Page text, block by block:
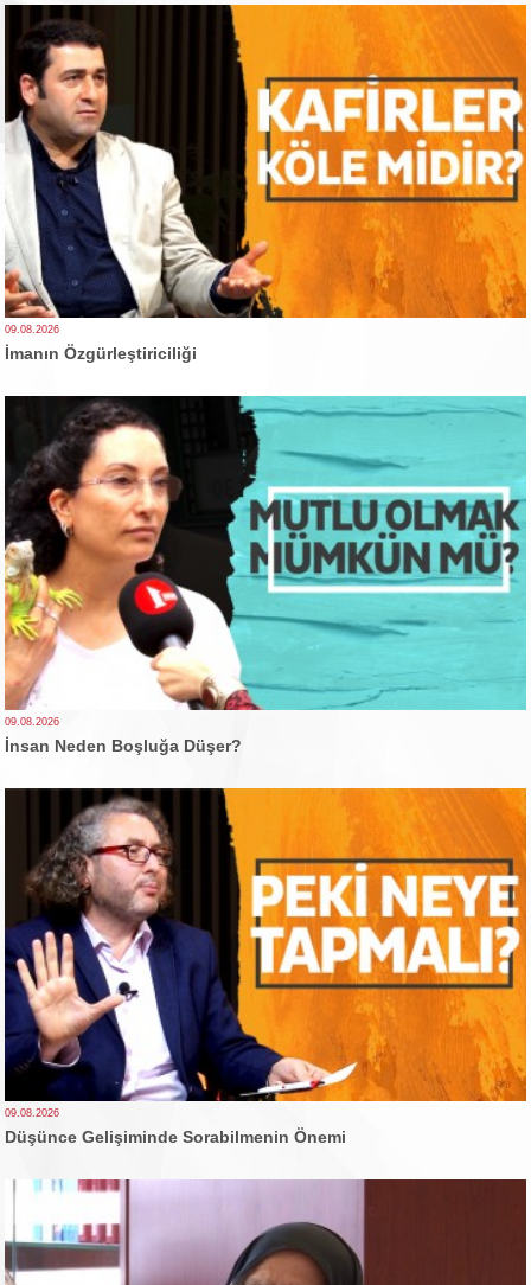
09.08.2026
İmanın Özgürleştiriciliği
09.08.2026
İnsan Neden Boşluğa Düşer?
09.08.2026
Düşünce Gelişiminde Sorabilmenin Önemi